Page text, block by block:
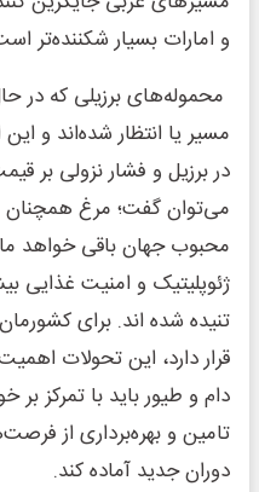
و امارات بسیار شکننده‌تر
محموله‌های برزیلی که در
مسیر یا انتظار شده‌اند و
در برزیل و فشار نزولی بر
می‌توان گفت؛ مرغ همچنان
ژئوپلیتیک و امنیت غذایی
تنیده شده اند. برای
قرار دارد، این تحولات
دام و طیور باید با تمرکز
تامین و بهره‌برداری از
دوران جدید آماده کند.